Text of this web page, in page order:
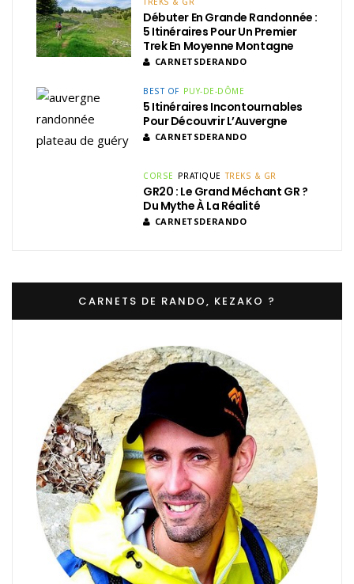
Débuter En Grande Randonnée :
5 Itinéraires Pour Un Premier
Trek En Moyenne Montagne
CARNETSDERANDO
BEST OF PUY-DE-DÔME
5 Itinéraires Incontournables
Pour Découvrir L’Auvergne
CARNETSDERANDO
CORSE PRATIQUE TREKS & GR
GR20 : Le Grand Méchant GR ?
Du Mythe À La Réalité
CARNETSDERANDO
CARNETS DE RANDO, KEZAKO ?